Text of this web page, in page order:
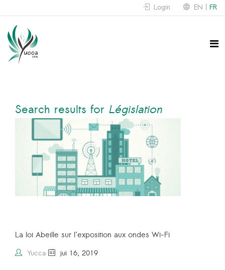
Login EN FR
Search results for Législation
La loi Abeille sur l'exposition aux ondes Wi-Fi
Yucca jui 16, 2019